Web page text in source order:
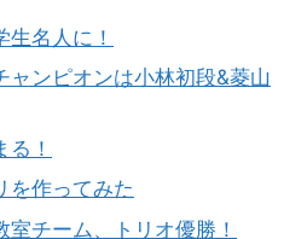
名人に！
ャンピオンは小林初段&菱山
！
を作ってみた
チーム、トリオ優勝！